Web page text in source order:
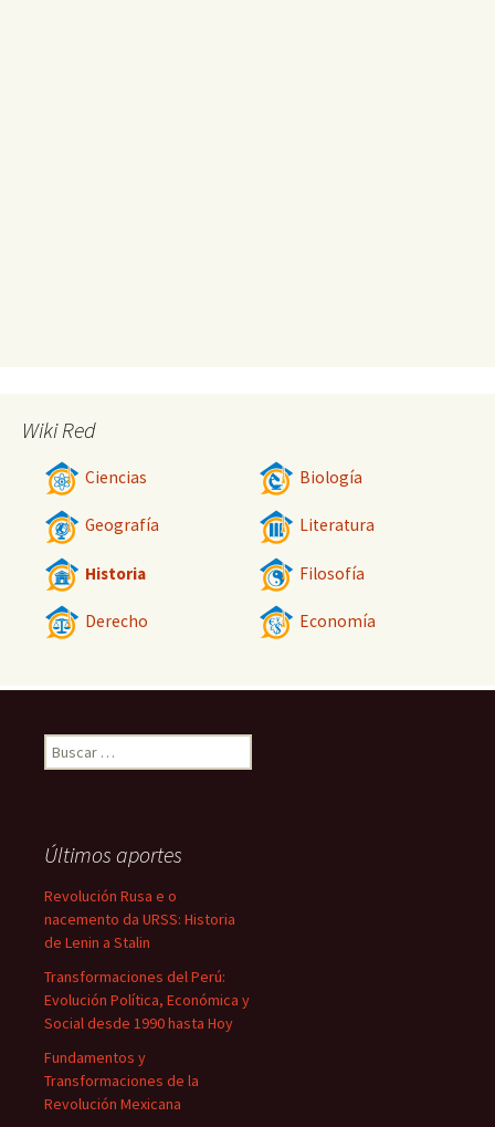
Wiki Red
Ciencias Biología
Geografía Literatura
Historia Filosofía
Derecho Economía
Buscar:
Últimos aportes
Revolución Rusa e o
nacemento da URSS: Historia
de Lenin a Stalin
Transformaciones del Perú:
Evolución Política, Económica y
Social desde 1990 hasta Hoy
Fundamentos y
Transformaciones de la
Revolución Mexicana